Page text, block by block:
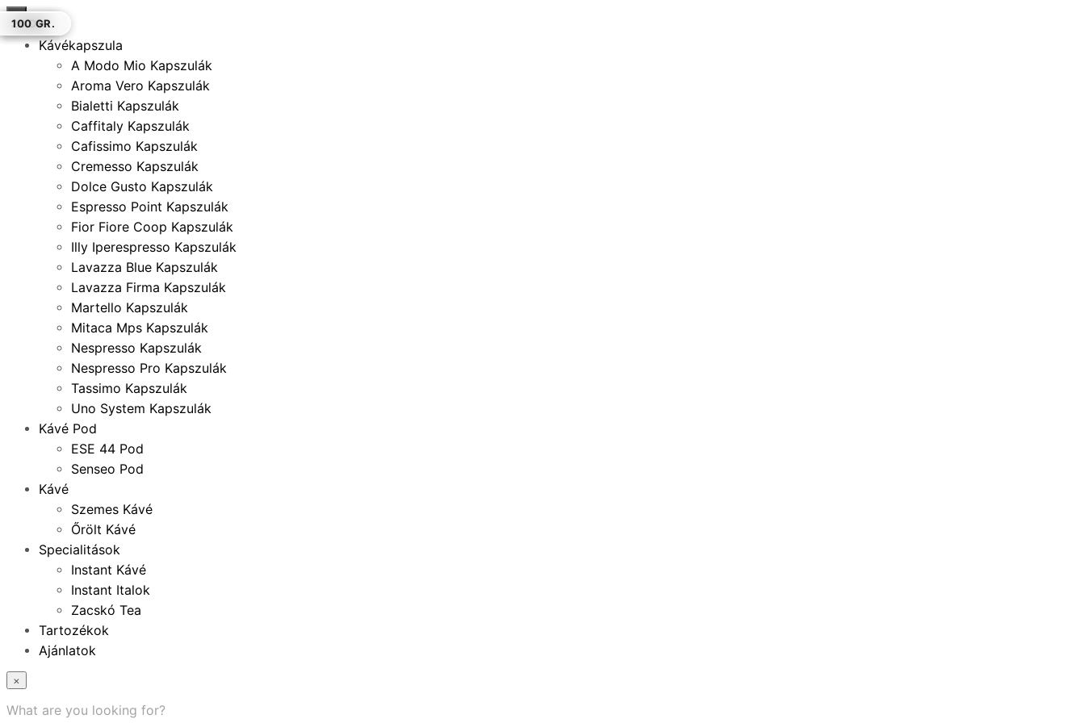
×
Kávékapszula
A Modo Mio Kapszulák
Aroma Vero Kapszulák
Bialetti Kapszulák
Caffitaly Kapszulák
Cafissimo Kapszulák
Cremesso Kapszulák
Dolce Gusto Kapszulák
Espresso Point Kapszulák
Fior Fiore Coop Kapszulák
Illy Iperespresso Kapszulák
Lavazza Blue Kapszulák
Lavazza Firma Kapszulák
Martello Kapszulák
Mitaca Mps Kapszulák
Nespresso Kapszulák
Nespresso Pro Kapszulák
Tassimo Kapszulák
Uno System Kapszulák
Kávé Pod
ESE 44 Pod
Senseo Pod
Kávé
Szemes Kávé
Őrölt Kávé
Specialitások
Instant Kávé
Instant Italok
Zacskó Tea
Tartozékok
Ajánlatok
×
What are you looking for?
20 GR.
20 DB.
100 GR.
20 DB.
100 GR.
20 DB.
100 GR.